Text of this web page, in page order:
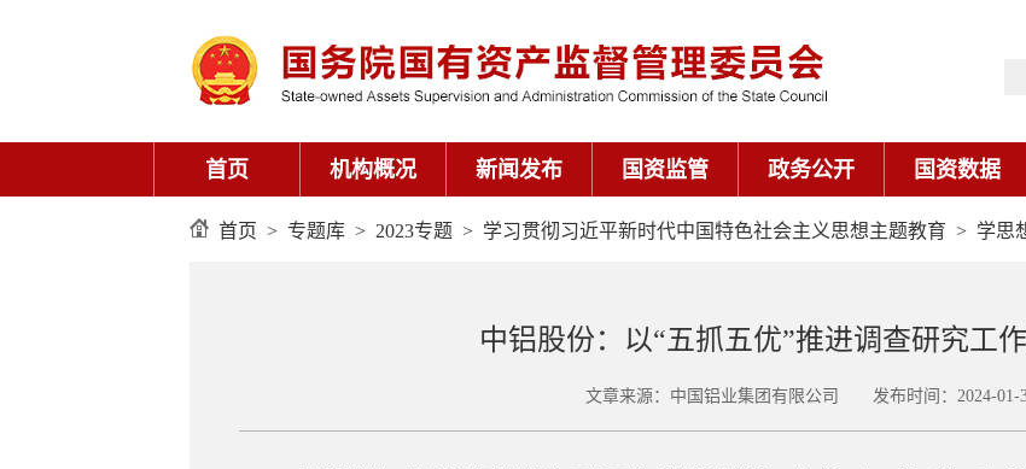
首页 机构概况 新闻发布 国资监管 政务公开 国资数据
首页 > 专题库 > 2023专题 > 学习贯彻习近平新时代中国特色社会主义思想主题教育 > 学思
中铝股份：以“五抓五优”推进调查研究工
文章来源：中国铝业集团有限公司 发布时间：2024-01-